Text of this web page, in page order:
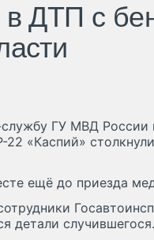
ДТП с
ГУ МВД России
«Каспий»
ещё до приезда
детали случившегося.